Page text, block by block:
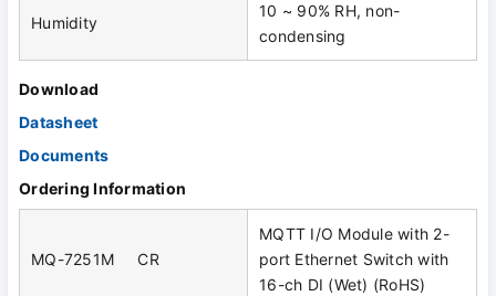
Humidity
10 ~ 90% RH, non-
condensing
Download
Datasheet
Documents
Ordering Information
MQ-7251M CR
MQTT I/O Module with 2-
port Ethernet Switch with
16-ch DI (Wet) (RoHS)